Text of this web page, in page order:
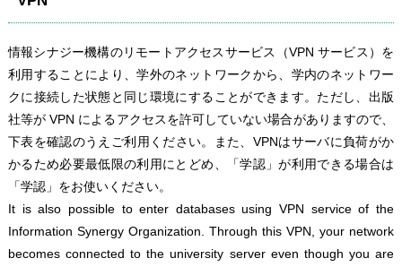
情報シナジー機構のリモートアクセスサービス（VPN サービス）を
利用することにより、学外のネットワークから、学内のネットワー
クに接続した状態と同じ環境にすることができます。ただし、出版
社等が VPN によるアクセスを許可していない場合がありますので、
下表を確認のうえご利用ください。また、VPNはサーバに負荷がか
かるため必要最低限の利用にとどめ、「学認」が利用できる場合は
「学認」をお使いください。
It is also possible to enter databases using VPN service of the
Information Synergy Organization. Through this VPN, your network
becomes connected to the university server even though you are